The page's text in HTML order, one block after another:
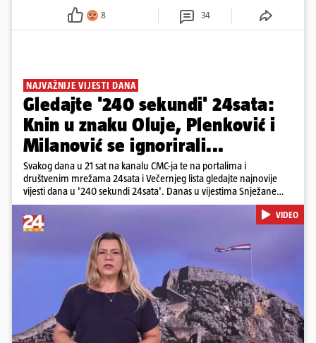
8 34
NAJVAŽNIJE VIJESTI DANA
Gledajte '240 sekundi' 24sata:
Knin u znaku Oluje, Plenković i
Milanović se ignorirali...
Svakog dana u 21 sat na kanalu CMC-ja te na portalima i
društvenim mrežama 24sata i Večernjeg lista gledajte najnovije
vijesti dana u '240 sekundi 24sata'. Danas u vijestima Snježane
Krnetić: Hrvatska je obilježila 31. obljetnicu Oluje, a pažnju je
privuklo ignoriranje predsjednika Zorana Milanovića i premijera
Andreja Plenkovića u Kninu. Donosimo i detalje o većim
braniteljskim mirovinama, apelu obitelji Hrvata u komi u Irskoj,
upozorenjima nakon nove tragedije na električnom romobilu te
smanjenju proizvodnje u nuklearnoj elektrani Krško.
Pokretanje videa...
VIDEO